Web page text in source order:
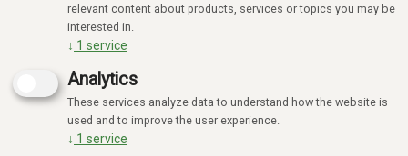
relevant content about products, services or topics you may be
interested in.
↓ 1 service
Analytics
These services analyze data to understand how the website is
used and to improve the user experience.
↓ 1 service